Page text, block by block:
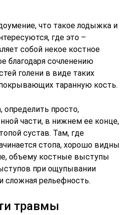
что такое лодыжка и
где это –
собой некое костное
благодаря сочленению
голени в виде таких
таранную кость.
определить просто,
части, в нижнем ее конце,
сустав. Там, где
стопа, хорошо видны
объему костные выступы
при ощупывании
сложная рельефность.
травмы